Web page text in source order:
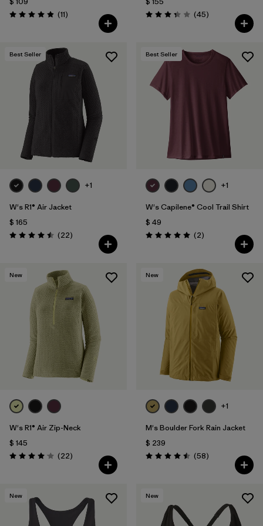
Valoración: 4.9 / 5
(11Comentarios
)
Valoración: 3.4 / 5
(45Comentarios
)
Best Seller
+1
W's R1® Air Jacket
$ 165
Valoración: 4.5 / 5
(22Comentarios
)
Best Seller
+1
W's Capilene® Cool Trail Shirt
$ 49
Valoración: 5.0 / 5
(2Comentarios
)
New
W's R1® Air Zip-Neck
$ 145
Valoración: 4.0 / 5
(22Comentarios
)
New
+1
M's Boulder Fork Rain Jacket
$ 239
Valoración: 4.5 / 5
(58Comentarios
)
New New